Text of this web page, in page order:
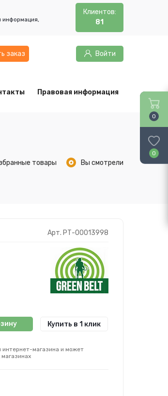
информация,
Клиентов:
81
заказ Войти
Правовая информация
товары Вы смотрели
Арт. РТ-00013998
Купить в 1 клик
интернет-магазина и может
0
0